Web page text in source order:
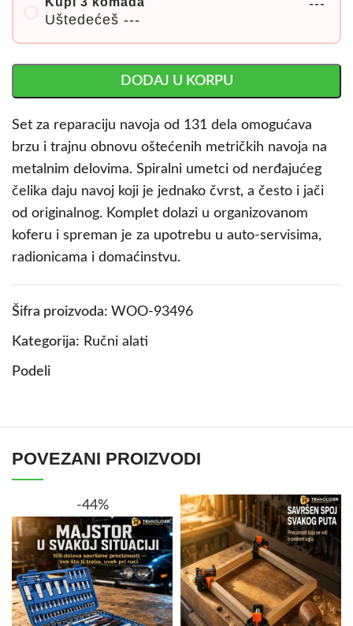
Uštedećeš ---
---
DODAJ U KORPU
Set za reparaciju navoja od 131 dela omogućava
brzu i trajnu obnovu oštećenih metričkih navoja na
metalnim delovima. Spiralni umetci od nerđajućeg
čelika daju navoj koji je jednako čvrst, a često i jači
od originalnog. Komplet dolazi u organizovanom
koferu i spreman je za upotrebu u auto-servisima,
radionicama i domaćinstvu.
Šifra proizvoda: WOO-93496
Kategorija: Ručni alati
Podeli
POVEZANI PROIZVODI
-44%